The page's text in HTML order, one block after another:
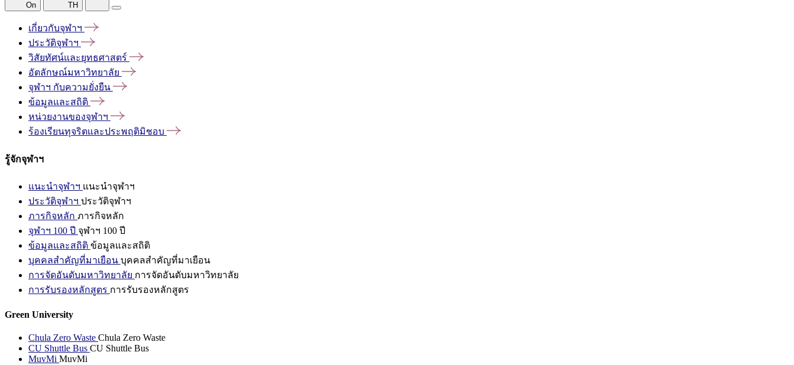
On TH
เกี่ยวกับจุฬาฯ
ประวัติจุฬาฯ
วิสัยทัศน์และยุทธศาสตร์
อัตลักษณ์มหาวิทยาลัย
จุฬาฯ กับความยั่งยืน
ข้อมูลและสถิติ
หน่วยงานของจุฬาฯ
ร้องเรียนทุจริตและประพฤติมิชอบ
รู้จักจุฬาฯ
แนะนำจุฬาฯ แนะนำจุฬาฯ
ประวัติจุฬาฯ ประวัติจุฬาฯ
ภารกิจหลัก ภารกิจหลัก
จุฬาฯ 100 ปี จุฬาฯ 100 ปี
ข้อมูลและสถิติ ข้อมูลและสถิติ
บุคคลสำคัญที่มาเยือน บุคคลสำคัญที่มาเยือน
การจัดอันดับมหาวิทยาลัย การจัดอันดับมหาวิทยาลัย
การรับรองหลักสูตร การรับรองหลักสูตร
Green University
Chula Zero Waste Chula Zero Waste
CU Shuttle Bus CU Shuttle Bus
MuvMi MuvMi